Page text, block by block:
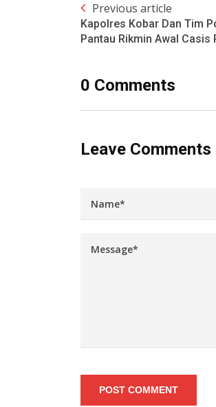
Previous article
Kapolres Kobar Dan Tim
Pantau Rikmin Awal Casis
0 Comments
Leave Comments
POST COMMENT